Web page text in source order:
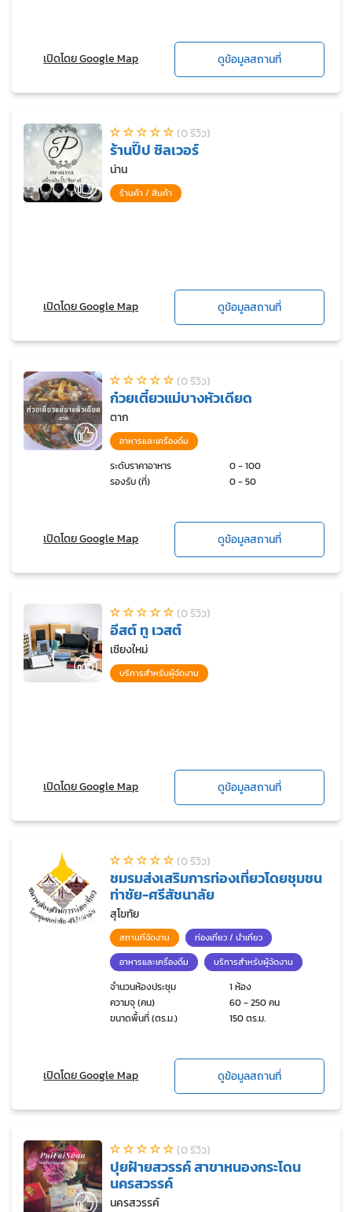
เปิดโดย Google Map ดูข้อมูลสถานที่
(0 รีวิว)
ร้านปี๊ป ซิลเวอร์
น่าน
ร้านค้า / สินค้า
เปิดโดย Google Map ดูข้อมูลสถานที่
(0 รีวิว)
ก๋วยเตี๋ยวแม่บางหัวเดียด
ตาก
อาหารและเครื่องดื่ม
ระดับราคาอาหาร
0 - 100
รองรับ (ที่)
0 - 50
เปิดโดย Google Map ดูข้อมูลสถานที่
(0 รีวิว)
อีสต์ ทู เวสต์
เชียงใหม่
บริการสำหรับผู้จัดงาน
เปิดโดย Google Map ดูข้อมูลสถานที่
(0 รีวิว)
ชมรมส่งเสริมการท่องเที่ยวโดยชุมชน
ท่าชัย-ศรีสัชนาลัย
สุโขทัย
สถานที่จัดงาน
ท่องเที่ยว / นำเที่ยว
อาหารและเครื่องดื่ม
บริการสำหรับผู้จัดงาน
จำนวนห้องประชุม
1 ห้อง
ความจุ (คน)
60 - 250 คน
ขนาดพื้นที่ (ตร.ม.)
150 ตร.ม.
เปิดโดย Google Map ดูข้อมูลสถานที่
(0 รีวิว)
ปุยฝ้ายสวรรค์ สาขาหนองกระโดน
นครสวรรค์
นครสวรรค์